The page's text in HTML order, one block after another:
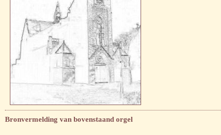
Bronvermelding van bovenstaand orgel